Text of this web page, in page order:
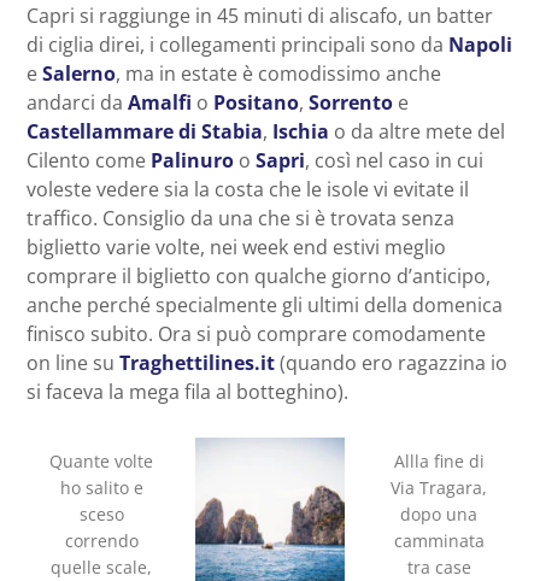
Capri si raggiunge in 45 minuti di aliscafo, un batter
di ciglia direi, i collegamenti principali sono da Napoli
eSalerno, ma in estate è comodissimo anche
andarci da Amalfi o Positano, Sorrento e
Castellammare di Stabia, Ischia o da altre mete del
Cilento come Palinuro o Sapri, così nel caso in cui
voleste vedere sia la costa che le isole vi evitate il
traffico. Consiglio da una che si è trovata senza
biglietto varie volte, nei week end estivi meglio
comprare il biglietto con qualche giorno d’anticipo,
anche perché specialmente gli ultimi della domenica
finisco subito. Ora si può comprare comodamente
on line su Traghettilines.it(quando ero ragazzina io
si faceva la mega fila al botteghino).
Quante volte
ho salito e
sceso
correndo
quelle scale,
Allla fine di
Via Tragara,
dopo una
camminata
tra case